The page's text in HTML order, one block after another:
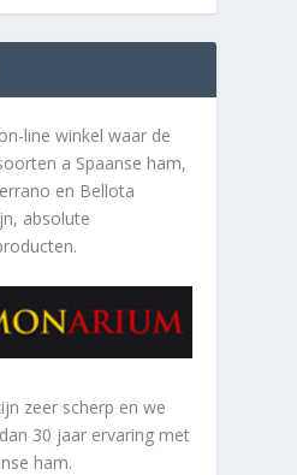
line winkel waar de
a Spaanse ham,
en Bellota
absolute
zeer scherp en we
30 jaar ervaring met
ham.